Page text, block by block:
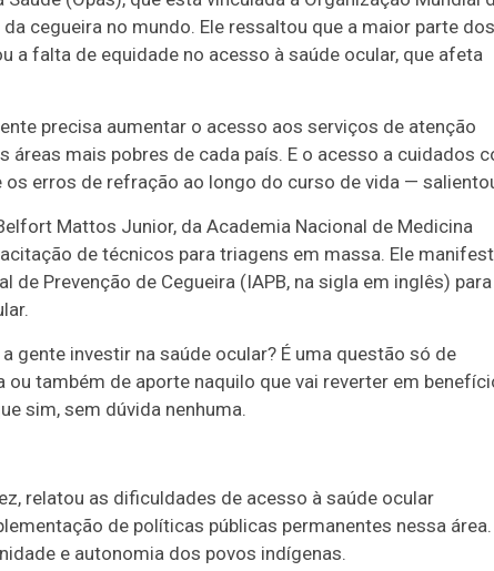
cegueira no mundo. Ele ressaltou que a maior parte dos
a falta de equidade no acesso à saúde ocular, que afeta
precisa aumentar o acesso aos serviços de atenção
mais pobres de cada país. E o acesso a cuidados
erros de refração ao longo do curso de vida —
Mattos Junior, da Academia Nacional de Medicina
de técnicos para triagens em massa. Ele
Prevenção de Cegueira (IAPB, na sigla em inglês)
gente investir na saúde ocular? É uma questão só de
também de aporte naquilo que vai reverter em
sim, sem dúvida nenhuma.
relatou as dificuldades de acesso à saúde ocular
de políticas públicas permanentes nessa área.
e autonomia dos povos indígenas.